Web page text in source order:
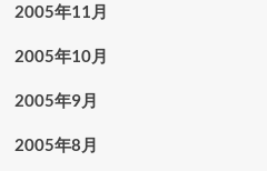
2005年11月
2005年10月
2005年9月
2005年8月